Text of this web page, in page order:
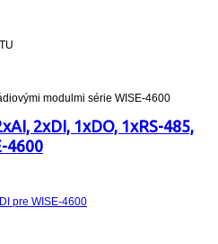
modulmi série WISE-4600
2xDI, 1xDO, 1xRS-485,
4600